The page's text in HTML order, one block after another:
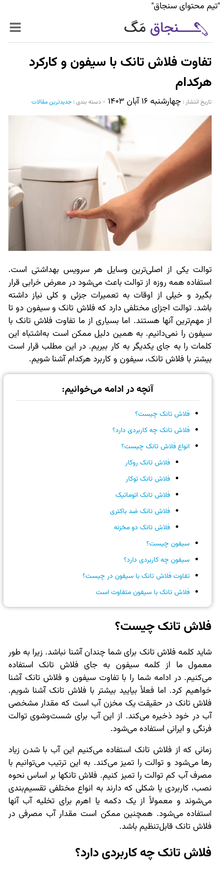
"تیم محتوای سنجاق"
زنده‌تر
سیر تا پیاز خدمات
World Mag
بازار آنلاین سنجاق
تفاوت فلاش تانک با سیفون و کارکرد
هرکدام
تاریخ انتشار :‌ چهارشنبه ۱۶ آبان ۱۴۰۳ - دسته بندی : جدیدترین مقالات
توالت یکی از اصلی‌ترین وسایل هر سرویس بهداشتی است.
استفاده همه روزه از توالت باعث می‌شود در معرض خرابی قرار
بگیرد و خیلی از اوقات به تعمیرات جزئی و کلی نیاز داشته
باشد. توالت اجزای مختلفی دارد که فلاش تانک و سیفون دو تا
از مهم‌ترین آنها هستند. اما بسیاری از ما تفاوت فلاش تانک با
سیفون را نمی‌دانیم. به همین دلیل ممکن است به‌اشتباه این
کلمات را به جای یکدیگر به کار ببریم. در این مطلب قرار است
بیشتر با فلاش تانک، سیفون و کاربرد هرکدام آشنا شویم.
آنچه در ادامه می‌خوانیم:
فلاش تانک چیست؟
فلاش تانک چه کاربردی دارد؟
انواع فلاش تانک چیست؟
فلاش تانک روکار
فلاش تانک توکار
فلاش تانک اتوماتیک
فلاش تانک ضد باکتری
فلاش تانک دو مخزنه
سیفون چیست؟
سیفون چه کاربردی دارد؟
تفاوت فلاش تانک با سیفون در چیست؟
فلاش تانک با سیفون متفاوت است
فلاش تانک چیست؟
شاید کلمه فلاش تانک برای شما چندان آشنا نباشد. زیرا به طور
معمول ما از کلمه سیفون به جای فلاش تانک استفاده
می‌کنیم. در ادامه شما را با تفاوت سیفون و فلاش تانک آشنا
خواهیم کرد. اما فعلاً بیایید بیشتر با فلاش تانک آشنا شویم.
فلاش تانک در حقیقت یک مخزن آب است که مقدار مشخصی
آب در خود ذخیره می‌کند. از این آب برای شست‌وشوی توالت
فرنگی و ایرانی استفاده می‌شود.
زمانی که از فلاش تانک استفاده می‌کنیم این آب با شدن زیاد
رها می‌شود و توالت را تمیز می‌کند. به این ترتیب می‌توانیم با
مصرف آب کم توالت را تمیز کنیم. فلاش تانکها بر اساس نحوه
نصب، کاربردی یا شکلی که دارند به انواع مختلفی تقسیم‌بندی
می‌شوند و معمولاً از یک دکمه یا اهرم برای تخلیه آب آنها
استفاده می‌شود. همچنین ممکن است مقدار آب مصرفی در
فلاش تانک قابل‌تنظیم باشد.
فلاش تانک چه کاربردی دارد؟